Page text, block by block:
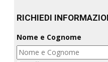
RICHIEDI
Nome e Cognome